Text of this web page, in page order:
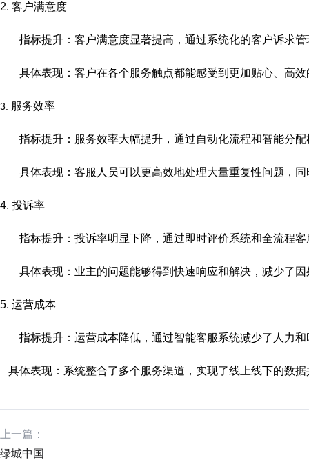
2. 客户满意度
指标提升：客户满意度显著提高，通过系统化的客户诉求
具体表现：客户在各个服务触点都能感受到更加贴心、高
3. 服务效率
指标提升：服务效率大幅提升，通过自动化流程和智能分
具体表现：客服人员可以更高效地处理大量重复性问题，
4. 投诉率
指标提升：投诉率明显下降，通过即时评价系统和全流程
具体表现：业主的问题能够得到快速响应和解决，减少了
5. 运营成本
指标提升：运营成本降低，通过智能客服系统减少了人力
具体表现：系统整合了多个服务渠道，实现了线上线下的数
上一篇：
绿城中国